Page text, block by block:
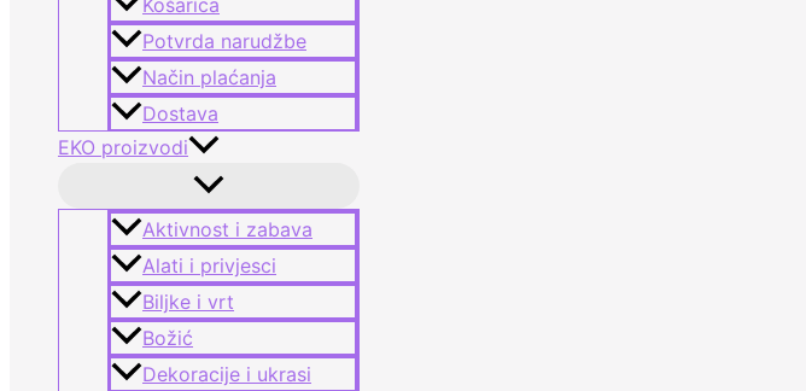
Potvrda narudžbe
Način plaćanja
Dostava
EKO proizvodi
Aktivnost i zabava
Alati i privjesci
Biljke i vrt
Božić
Dekoracije i ukrasi